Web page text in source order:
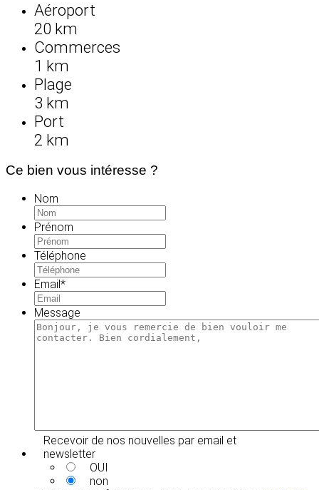
Aéroport
20 km
Commerces
1 km
Plage
3 km
Port
2 km
Ce bien vous intéresse ?
Nom
Prénom
Téléphone
Email*
Message
Recevoir de nos nouvelles par email et
newsletter
OUI
non